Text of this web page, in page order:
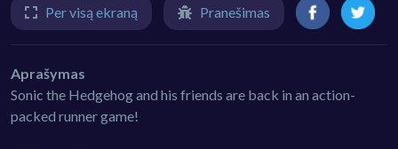
Per visą ekraną Pranešimas
Aprašymas
Sonic the Hedgehog and his friends are back in an action-
packed runner game!